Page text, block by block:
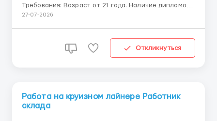
Требования: Возраст от 21 года. Наличие дипломов,
сертификатов в области косметологии, медицины.
Микронидлинг процедуры. Безоперационное
уменьшение жира. CoolScul...
27-07-2026
Откликнуться
Работа на круизном лайнере Работник
склада